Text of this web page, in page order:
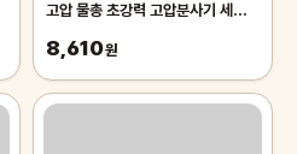
고압 물총 초강력 고압분사기 세차용
8,610원